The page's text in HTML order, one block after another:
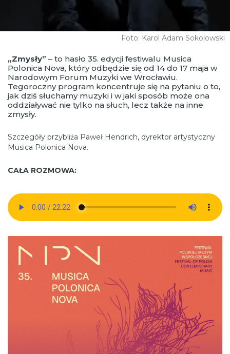
Foto: Karol Adam Sokolowski
„Zmysły” – to hasło 35. edycji festiwalu Musica
Polonica Nova, który odbędzie się od 14 do 17 maja w
Narodowym Forum Muzyki we Wrocławiu.
Tegoroczny program koncentruje się na pytaniu o to,
jak dziś słuchamy muzyki i w jaki sposób może ona
oddziaływać nie tylko na słuch, lecz także na inne
zmysły.
Szczegóły przybliża Paweł Hendrich, dyrektor artystyczny
Musica Polonica Nova.
CAŁA ROZMOWA: